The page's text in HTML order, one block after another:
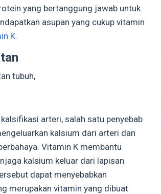
yang bertanggung jawab untuk
asupan yang cukup vitamin
K.
tubuh,
arteri, salah satu penyebab
kalsium dari arteri dan
Vitamin K membantu
kalsium keluar dari lapisan
dapat menyebabkan
merupakan vitamin yang dibuat